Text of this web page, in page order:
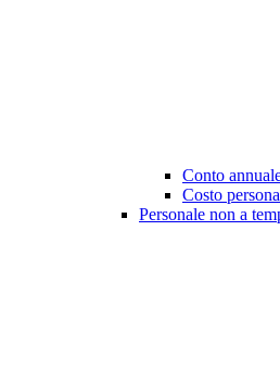
Conto
Costo
Personale non a